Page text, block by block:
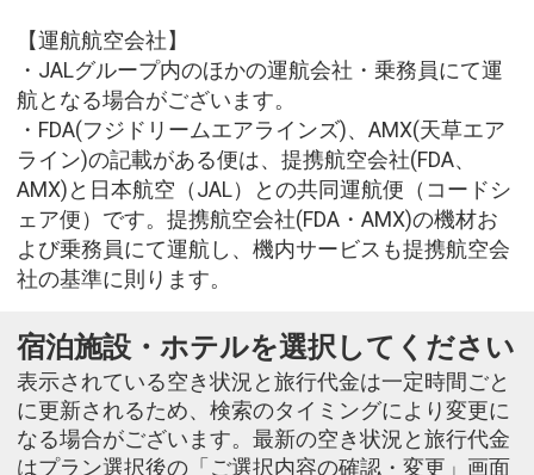
【運航航空会社】
・JALグループ内のほかの運航会社・乗務員にて運
航となる場合がございます。
・FDA(フジドリームエアラインズ)、AMX(天草エア
ライン)の記載がある便は、提携航空会社(FDA、
AMX)と日本航空（JAL）との共同運航便（コードシ
ェア便）です。提携航空会社(FDA・AMX)の機材お
よび乗務員にて運航し、機内サービスも提携航空会
社の基準に則ります。
宿泊施設・ホテルを選択してください
表示されている空き状況と旅行代金は一定時間ごと
に更新されるため、検索のタイミングにより変更に
なる場合がございます。最新の空き状況と旅行代金
はプラン選択後の「ご選択内容の確認・変更」画面